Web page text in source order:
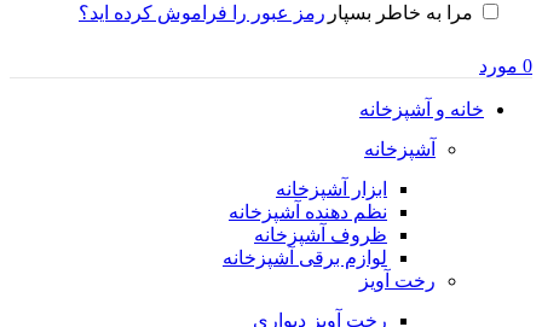
رمز عبور را فراموش کرده اید؟ مرا به خاطر بسپار
0 مورد
خانه و آشپزخانه
آشپزخانه
ابزار آشپزخانه
نظم دهنده آشپزخانه
ظروف آشپزخانه
لوازم برقی آشپزخانه
رخت آویز
رخت آویز دیواری